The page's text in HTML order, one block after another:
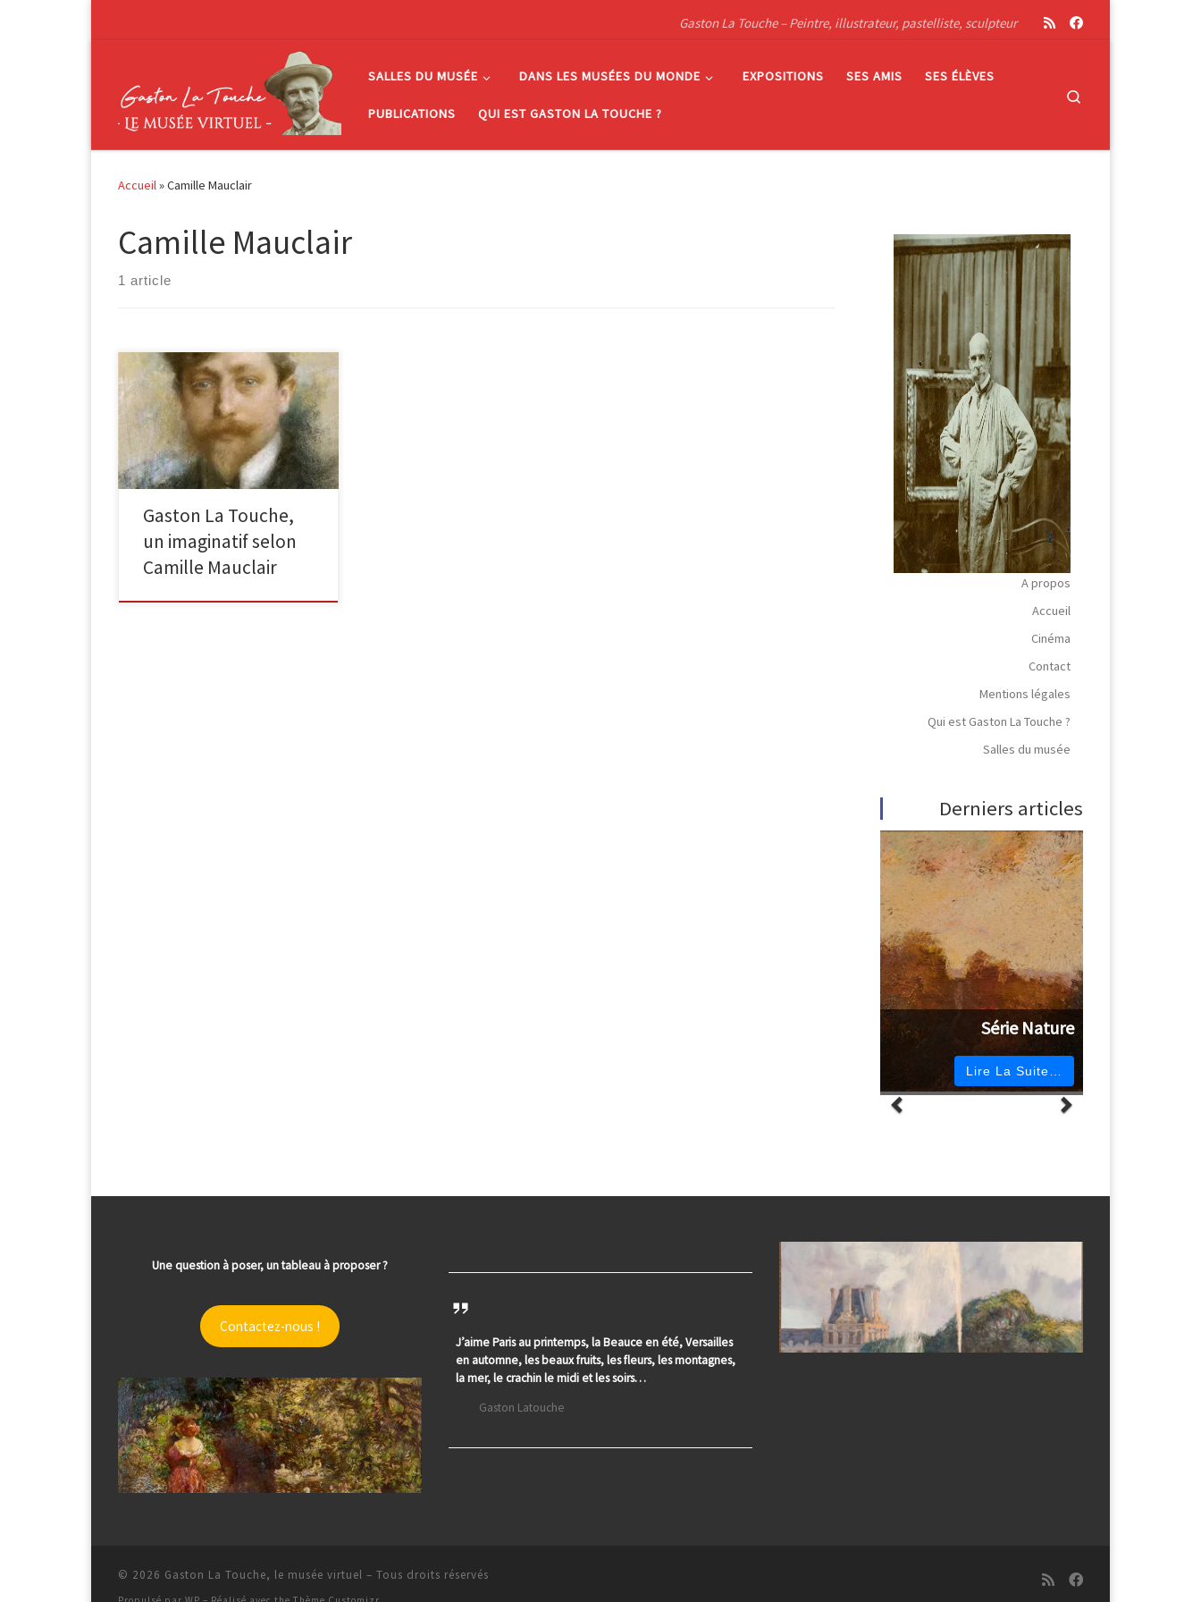
Gaston La Touche – Peintre, illustrateur, pastelliste, sculpteur
SALLES DU MUSÉE DANS LES MUSÉES DU MONDE EXPOSITIONS SES AMIS SES ÉLÈVES
PUBLICATIONS QUI EST GASTON LA TOUCHE ?
Accueil»Camille Mauclair
Camille Mauclair
1 article
Camille Mauclair n’est pas un
historien de l’art, mais un
polygraphe inépuisable qui a laissé
plus de cent ouvrages et […]
Gaston La Touche,
un imaginatif selon
Camille Mauclair
A propos
Accueil
Cinéma
Contact
Mentions légales
Qui est Gaston La Touche ?
Salles du musée
Derniers articles
Série Nature
Lire La Suite…
Une question à poser, un tableau à proposer ?
Contactez-nous !
J’aime Paris au printemps, la Beauce en été, Versailles
en automne, les beaux fruits, les fleurs, les montagnes,
la mer, le crachin le midi et les soirs…
Gaston Latouche
© 2026 Gaston La Touche, le musée virtuel – Tous droits réservés